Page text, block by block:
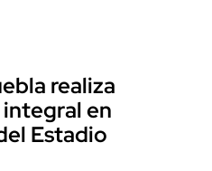
realiza
en
Estadio